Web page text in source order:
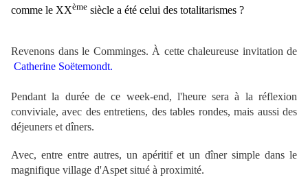
comme le XXème siècle a été celui des totalitarismes ?
Revenons dans le Comminges. À cette chaleureuse invitation de
Catherine Soëtemondt.
Pendant la durée de ce week-end, l'heure sera à la réflexion
conviviale, avec des entretiens, des tables rondes, mais aussi des
déjeuners et dîners.
Avec, entre entre autres, un apéritif et un dîner simple dans le
magnifique village d'Aspet situé à proximité.